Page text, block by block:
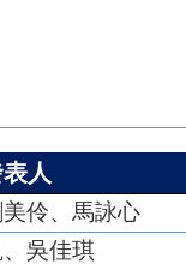
人
伶、馬詠心
吳佳琪